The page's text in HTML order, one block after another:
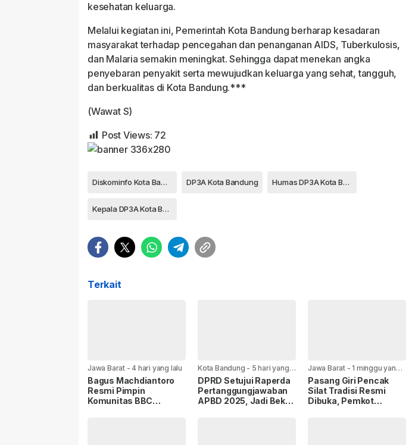
kesehatan keluarga.
Melalui kegiatan ini, Pemerintah Kota Bandung berharap kesadaran
masyarakat terhadap pencegahan dan penanganan AIDS, Tuberkulosis,
dan Malaria semakin meningkat. Sehingga dapat menekan angka
penyebaran penyakit serta mewujudkan keluarga yang sehat, tangguh,
dan berkualitas di Kota Bandung.***
(Wawat S)
Post Views: 72
Diskominfo Kota Bandung DP3A Kota Bandung Humas DP3A Kota Bandung
Kepala DP3A Kota Bandung
Terkait
Jawa Barat -4 hari yang lalu
Bagus Machdiantoro
Resmi Pimpin
Komunitas BBC
Kota Bandung - 5 hari yang
lalu
DPRD Setujui Raperda
Pertanggungjawaban
APBD 2025, Jadi Bekal
Jawa Barat -1 minggu yang
lalu
Pasang Giri Pencak
Silat Tradisi Resmi
Dibuka, Pemkot